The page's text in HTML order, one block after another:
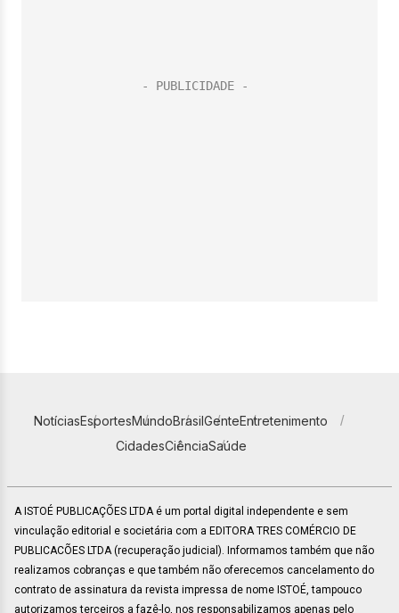
NotíciasEsportesMundoBrasilGenteEntretenimento
CidadesCiênciaSaúde
A ISTOÉ PUBLICAÇÕES LTDA é um portal digital independente e sem
vinculação editorial e societária com a EDITORA TRES COMÉRCIO DE
PUBLICACÕES LTDA (recuperação judicial). Informamos também que não
realizamos cobranças e que também não oferecemos cancelamento do
contrato de assinatura da revista impressa de nome ISTOÉ, tampouco
autorizamos terceiros a fazê-lo, nos responsabilizamos apenas pelo